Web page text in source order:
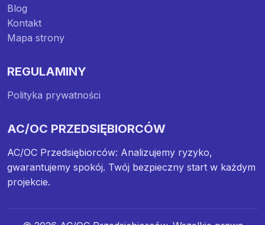
Blog
Kontakt
Mapa strony
REGULAMINY
Polityka prywatności
AC/OC PRZEDSIĘBIORCÓW
AC/OC Przedsiębiorców: Analizujemy ryzyko,
gwarantujemy spokój. Twój bezpieczny start w każdym
projekcie.